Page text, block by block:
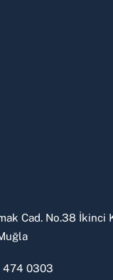
Cad. No.38 İkinci
474 0303